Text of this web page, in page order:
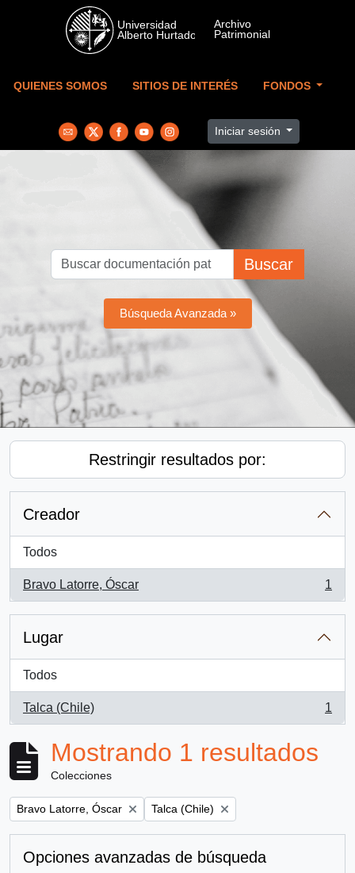
Skip to main content
QUIENES SOMOS SITIOS DE INTERÉS FONDOS
Iniciar sesión
Buscar
Búsqueda Avanzada »
Restringir resultados por:
Creador
Todos
Bravo Latorre, Óscar
, 1 resultados
1
Lugar
Todos
Talca (Chile)
, 1 resultados
1
Mostrando 1 resultados
Colecciones
Remove filter:
Bravo Latorre, Óscar Remove filter:
Talca (Chile)
Opciones avanzadas de búsqueda